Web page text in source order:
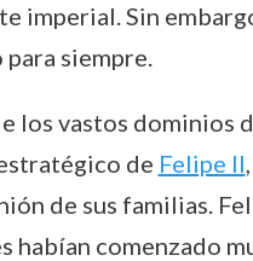
imperial. Sin
siempre.
los vastos dominios
de Felipe II
de sus familias.
comenzado